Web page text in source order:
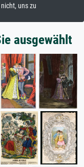
uns zu
ausgewählt